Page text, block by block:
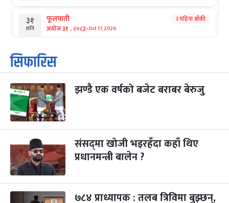
३१
शनि
फूलपाती
असोज ३१ , २०८३-Oct 17, 2026
२ महिना बाँकी
१
आइत
कार्तिक सङ्क्रान्ति
कार्तिक १, २०८३
३
मंगल
महानवमी
कार्तिक ३, २०८३
२ महिना बाँकी
४
कार्तिक ४, २०८३ Oct 21, 2026
५
बिहि
पापा‌ङ्कुशा एकादशी व्रत
कार्तिक ५, २०८३
२२ कुकुर तिहार ३ महिना बाँकी
सिफारिस
झण्डै एक वर्षको बजेट बराबर बेरुजु
संसद्‌मा खोजी भइरहँदा कहाँ थिए
प्रधानमन्त्री बालेन ?
७८४ प्राध्यापक : तलब त्रिविमा बुझ्छन्,